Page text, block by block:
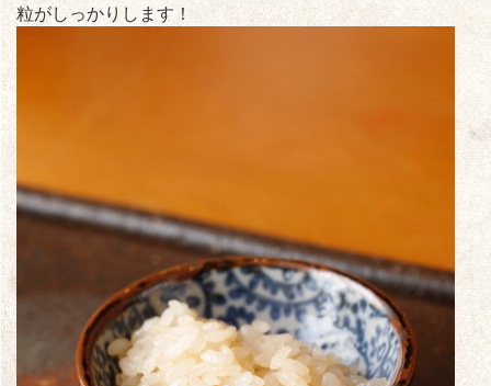
n
粒がしっかりします！